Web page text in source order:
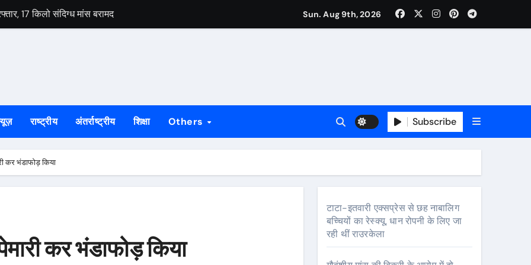
17 किलो संदिग्ध मांस बरामद
उपवास, 10 अगस्त के विधानसभा मार्च में भी होंगे शामिल
में कोडरमा का शानदार प्रदर्शन 5 स्वर्ण सहित 10 पदक जीता
गिरफ्तार
नीरज कुमार हिंडालको सीएसआर ने खान क्षेत्रों में महिला समूहों के बीच बांटे 560 क्विंटल बरसाती आलू बीज, 1,571 किसान होंगे लाभान्वित
पढ़ाएंगे भी
Sun. Aug 9th, 2026
राष्ट्रीय अंतर्राष्ट्रीय शिक्षा Others Subscribe
कर भंडाफोड़ किया
कर भंडाफोड़ किया
टाटा-इतवारी एक्सप्रेस से छह नाबालिग
बच्चियों का रेस्क्यू, धान रोपनी के लिए जा
रही थीं राउरकेला